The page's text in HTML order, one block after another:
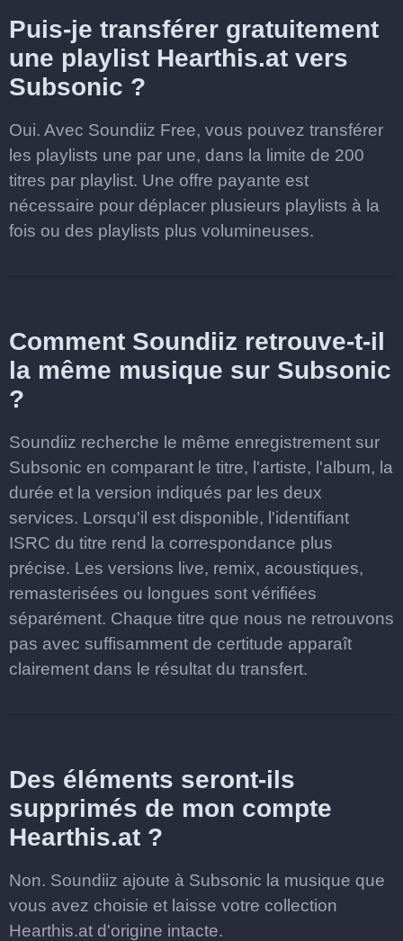
Puis-je transférer gratuitement
une playlist Hearthis.at vers
Subsonic ?
Oui. Avec Soundiiz Free, vous pouvez transférer
les playlists une par une, dans la limite de 200
titres par playlist. Une offre payante est
nécessaire pour déplacer plusieurs playlists à la
fois ou des playlists plus volumineuses.
Comment Soundiiz retrouve-t-il
la même musique sur Subsonic
?
Soundiiz recherche le même enregistrement sur
Subsonic en comparant le titre, l'artiste, l'album, la
durée et la version indiqués par les deux
services. Lorsqu'il est disponible, l'identifiant
ISRC du titre rend la correspondance plus
précise. Les versions live, remix, acoustiques,
remasterisées ou longues sont vérifiées
séparément. Chaque titre que nous ne retrouvons
pas avec suffisamment de certitude apparaît
clairement dans le résultat du transfert.
Des éléments seront-ils
supprimés de mon compte
Hearthis.at ?
Non. Soundiiz ajoute à Subsonic la musique que
vous avez choisie et laisse votre collection
Hearthis.at d'origine intacte.